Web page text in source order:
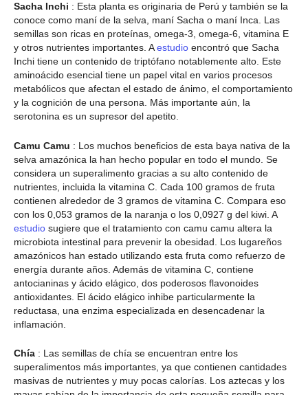
Sacha Inchi : Esta planta es originaria de Perú y también se la
conoce como maní de la selva, maní Sacha o maní Inca. Las
semillas son ricas en proteínas, omega-3, omega-6, vitamina E
y otros nutrientes importantes. Aestudio encontró que Sacha
Inchi tiene un contenido de triptófano notablemente alto. Este
aminoácido esencial tiene un papel vital en varios procesos
metabólicos que afectan el estado de ánimo, el comportamiento
y la cognición de una persona. Más importante aún, la
serotonina es un supresor del apetito.
Camu Camu : Los muchos beneficios de esta baya nativa de la
selva amazónica la han hecho popular en todo el mundo. Se
considera un superalimento gracias a su alto contenido de
nutrientes, incluida la vitamina C. Cada 100 gramos de fruta
contienen alrededor de 3 gramos de vitamina C. Compara eso
con los 0,053 gramos de la naranja o los 0,0927 g del kiwi. A
estudio sugiere que el tratamiento con camu camu altera la
microbiota intestinal para prevenir la obesidad. Los lugareños
amazónicos han estado utilizando esta fruta como refuerzo de
energía durante años. Además de vitamina C, contiene
antocianinas y ácido elágico, dos poderosos flavonoides
antioxidantes. El ácido elágico inhibe particularmente la
reductasa, una enzima especializada en desencadenar la
inflamación.
Chía : Las semillas de chía se encuentran entre los
superalimentos más importantes, ya que contienen cantidades
masivas de nutrientes y muy pocas calorías. Los aztecas y los